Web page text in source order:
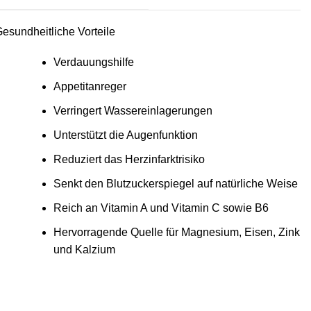
Vorteile
Verdauungshilfe
Appetitanreger
Verringert Wassereinlagerungen
Unterstützt die Augenfunktion
Reduziert das Herzinfarktrisiko
Senkt den Blutzuckerspiegel auf natürliche Weise
Reich an Vitamin A und Vitamin C sowie B6
Hervorragende Quelle für Magnesium, Eisen, Zink
und Kalzium